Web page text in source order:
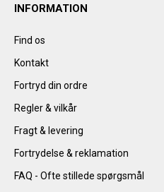
INFORMATION
Find os
Kontakt
Fortryd din ordre
Regler & vilkår
Fragt & levering
Fortrydelse & reklamation
FAQ - Ofte stillede spørgsmål